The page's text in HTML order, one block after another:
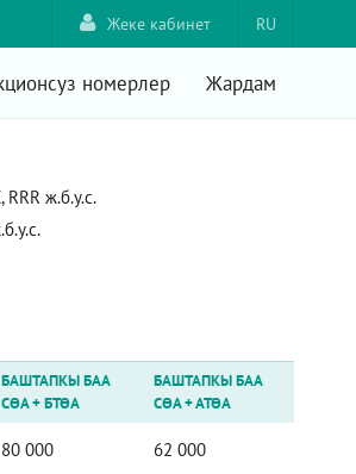
RU
Жеке кабинет
номерлер Жардам
ж.б.у.с.
БАШТАПКЫ БАА
СӨА+БТӨА
БАШТАПКЫ БАА
СӨА+АТӨА
80 000 62 000